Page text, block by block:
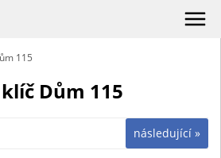
115
Dům 115
následující »